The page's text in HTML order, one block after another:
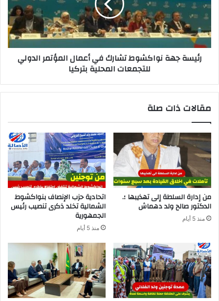
رئيسة جهة نواكشوط تشارك في أعمال المؤتمر الدولي
للتجمعات المحلية بتركيا
مقالات ذات صلة
من إدارة السلطة إلى تهذيبها ؛.
الدكتور صالح ولد دهماش
منذ 5 أيام
اتحادية حزب الإنصاف بنواكشوط
الشمالية تخلد ذكرى تنصيب رئيس
الجمهورية
منذ 5 أيام